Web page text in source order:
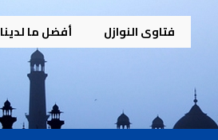
فتاوى النوازل أفضل ما لدينا